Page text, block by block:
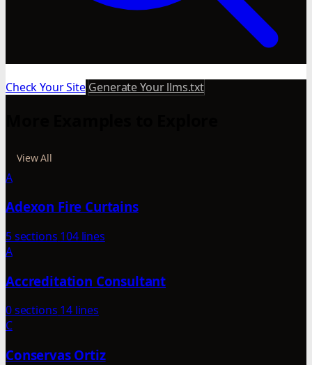
Check Your Site Generate Your llms.txt
View All
A
Adexon Fire Curtains
5 sections 104 lines
A
Accreditation Consultant
0 sections 14 lines
C
Conservas Ortiz